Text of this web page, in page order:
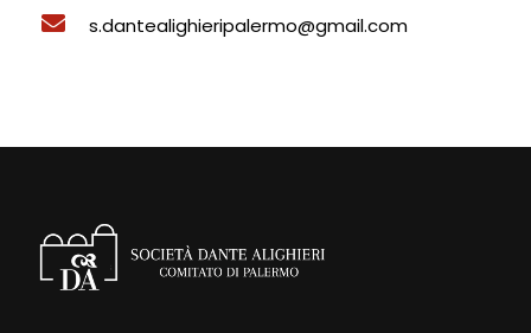
s.dantealighieripalermo@gmail.com